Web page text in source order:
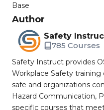
Base
Author
Safety
785 Courses
Safety Instruct provides
Workplace Safety
safe and organizations
Hazard Communication,
specific courses that